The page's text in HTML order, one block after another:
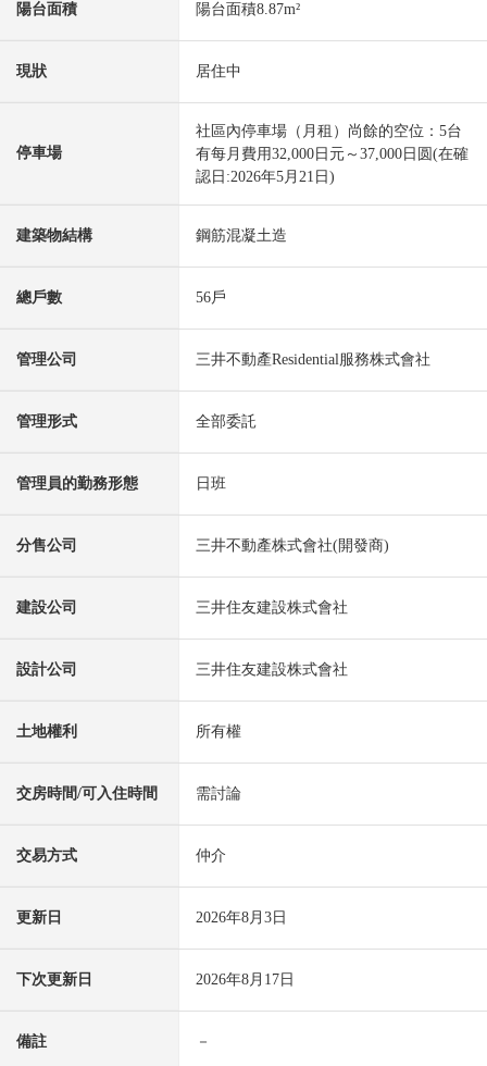
陽台面積 陽台面積8.87m²
現狀 居住中
停車場
社區內停車場（月租）尚餘的空位：5台
有每月費用32,000日元～37,000日圆(在確
認日:2026年5月21日)
建築物結構 鋼筋混凝土造
總戶數 56戶
管理公司 三井不動產Residential服務株式會社
管理形式 全部委託
管理員的勤務形態 日班
分售公司 三井不動產株式會社(開發商)
建設公司 三井住友建設株式會社
設計公司 三井住友建設株式會社
土地權利 所有權
交房時間/可入住時間 需討論
交易方式 仲介
更新日 2026年8月3日
下次更新日 2026年8月17日
備註 －